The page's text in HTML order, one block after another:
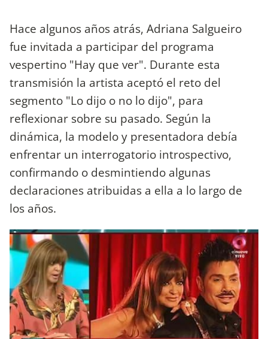
Hace algunos años atrás, Adriana Salgueiro
fue invitada a participar del programa
vespertino "Hay que ver". Durante esta
transmisión la artista aceptó el reto del
segmento "Lo dijo o no lo dijo", para
reflexionar sobre su pasado. Según la
dinámica, la modelo y presentadora debía
enfrentar un interrogatorio introspectivo,
confirmando o desmintiendo algunas
declaraciones atribuidas a ella a lo largo de
los años.